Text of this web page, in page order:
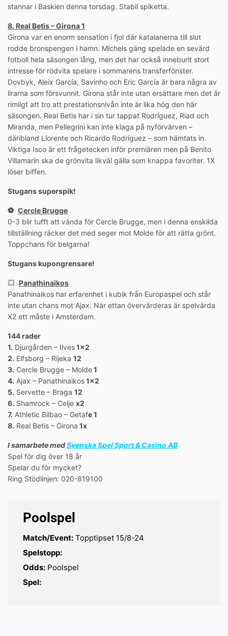
Poolspel
Match/Event: Topptipset 15/8-24
Spelstopp:
Odds: Poolspel
Spel:
stannar i Baskien denna torsdag. Stabil spiketta.
8. Real Betis – Girona 1
Girona var en enorm sensation i fjol där katalanerna till slut
rodde bronspengen i hamn. Míchels gäng spelade en sevärd
fotboll hela säsongen lång, men det har också inneburit stort
intresse för rödvita spelare i sommarens transferfönster.
Dovbyk, Aleix García, Savinho och Eric García är bara några av
lirarna som försvunnit. Girona står inte utan ersättare men det är
rimligt att tro att prestationsnivån inte är lika hög den här
säsongen. Real Betis har i sin tur tappat Rodríguez, Riad och
Miranda, men Pellegrini kan inte klaga på nyförvärven –
däribland Llorente och Ricardo Rodríguez – som hämtats in.
Viktiga Isco är ett frågetecken inför premiären men på Benito
Villamarín ska de grönvita likväl gälla som knappa favoriter. 1X
löser biffen.
Stugans superspik!
⚽️ Cercle Brugge
0-3 blir tufft att vända för Cercle Brugge, men i denna enskilda
tillställning räcker det med seger mot Molde för att rätta grönt.
Toppchans för belgarna!
Stugans kupongrensare!
💥 Panathinaikos
Panathinaikos har erfarenhet i kubik från Europaspel och står
inte utan chans mot Ajax. När ettan övervärderas är spelvärda
X2 ett måste i Amsterdam.
144 rader
1. Djurgården – Ilves1×2
2. Elfsborg – Rijeka 12
3. Cercle Brugge – Molde1
4. Ajax – Panathinaikos1×2
5. Servette – Braga 12
6. Shamrock – Celje x2
7. Athletic Bilbao – Getafe 1
8. Real Betis – Girona 1x
I samarbete medSvenska Spel Sport & Casino AB
Spel för dig över 18 år
Spelar du för mycket?
Ring Stödlinjen: 020-819100